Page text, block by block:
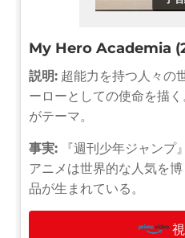
My Hero Academia
説明: 超能力を持つ人々の
ーローとしての使命を描
がテーマ。
事実: 『週刊少年ジャンプ
アニメは世界的な人気を
品が生まれている。